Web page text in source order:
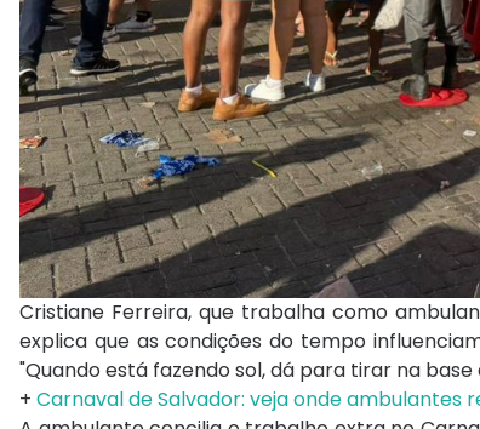
Cristiane Ferreira, que trabalha como
explica que as condições do tempo
"Quando está fazendo sol, dá para tirar na
+ Carnaval de Salvador: veja onde ambulantes